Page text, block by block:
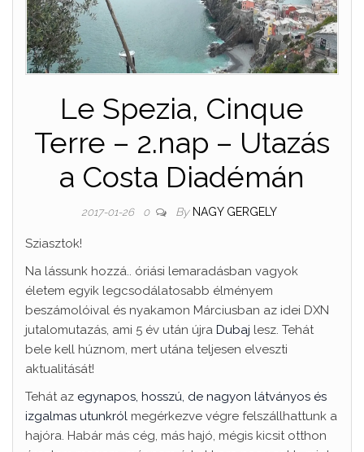
Le Spezia, Cinque
Terre – 2.nap – Utazás
a Costa Diadémán
2017-01-26 0 By NAGY GERGELY
Sziasztok!
Na lássunk hozzá.. óriási lemaradásban vagyok
életem egyik legcsodálatosabb élményem
beszámolóival és nyakamon Márciusban az idei DXN
jutalomutazás, ami 5 év után újra Dubaj lesz. Tehát
bele kell húznom, mert utána teljesen elveszti
aktualitását!
Tehát az egynapos, hosszú, de nagyon látványos és
izgalmas utunkról megérkezve végre felszállhattunk a
hajóra. Habár más cég, más hajó, mégis kicsit otthon